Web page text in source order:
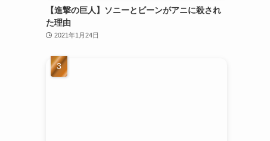
【進撃の巨人】ソニーとビーンがアニに殺され
た理由
2021年1月24日